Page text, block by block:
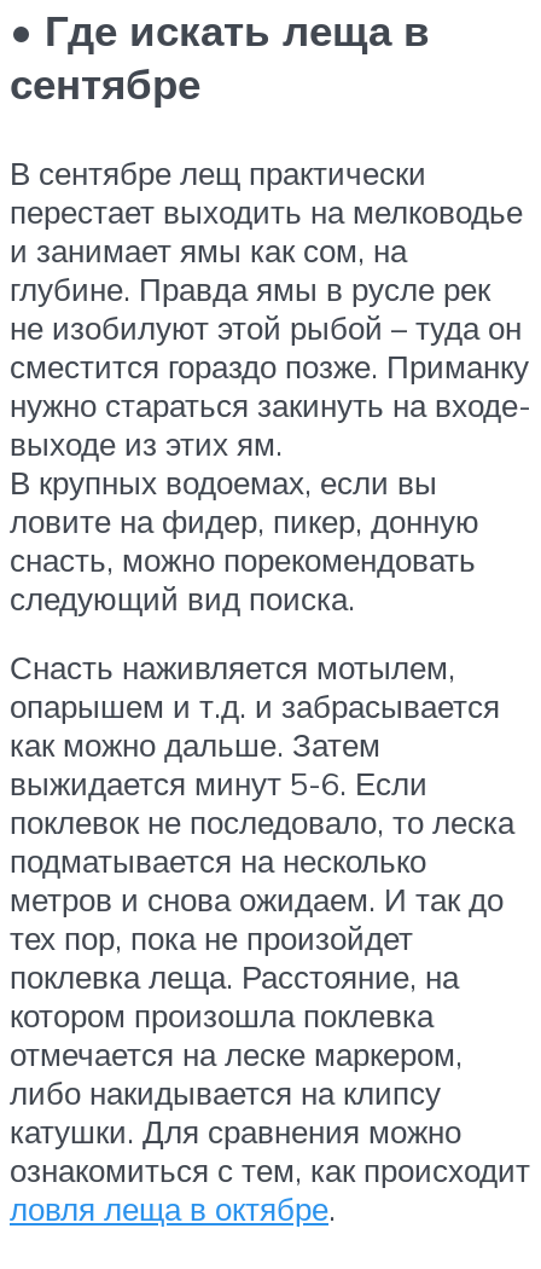
• Где искать леща в
сентябре
В сентябре лещ практически
перестает выходить на мелководье
и занимает ямы как сом, на
глубине. Правда ямы в русле рек
не изобилуют этой рыбой – туда он
сместится гораздо позже. Приманку
нужно стараться закинуть на входе-
выходе из этих ям.
В крупных водоемах, если вы
ловите на фидер, пикер, донную
снасть, можно порекомендовать
следующий вид поиска.
Снасть наживляется мотылем,
опарышем и т.д. и забрасывается
как можно дальше. Затем
выжидается минут 5-6. Если
поклевок не последовало, то леска
подматывается на несколько
метров и снова ожидаем. И так до
тех пор, пока не произойдет
поклевка леща. Расстояние, на
котором произошла поклевка
отмечается на леске маркером,
либо накидывается на клипсу
катушки. Для сравнения можно
ознакомиться с тем, как происходит
ловля леща в октябре.